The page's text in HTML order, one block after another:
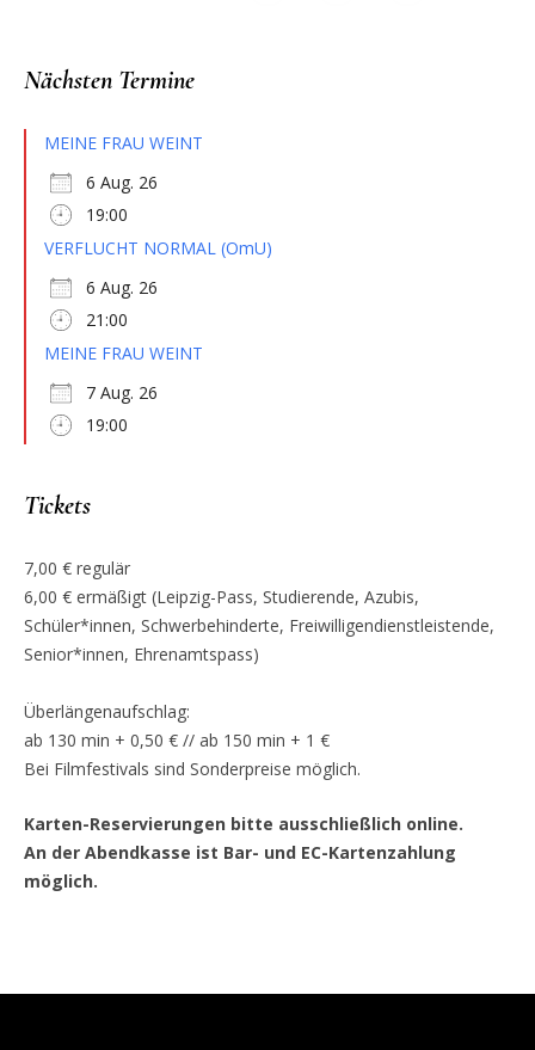
Nächsten Termine
MEINE FRAU WEINT
6 Aug. 26
19:00
VERFLUCHT NORMAL (OmU)
6 Aug. 26
21:00
MEINE FRAU WEINT
7 Aug. 26
19:00
Tickets
7,00 € regulär
6,00 € ermäßigt (Leipzig-Pass, Studierende, Azubis,
Schüler*innen, Schwerbehinderte, Freiwilligendienstleistende,
Senior*innen, Ehrenamtspass)
Überlängenaufschlag:
ab 130 min + 0,50 € // ab 150 min + 1 €
Bei Filmfestivals sind Sonderpreise möglich.
Karten-Reservierungen bitte ausschließlich online.
An der Abendkasse ist Bar- und EC-Kartenzahlung
möglich.